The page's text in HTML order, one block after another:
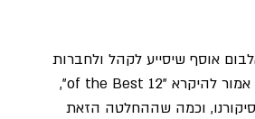
אוסף שיסייע לקהל ולחברות
התקליטים להכיר גם חומרים מחמשת אלבומיה הראשונים. האלבום הזה היה אמור להיקרא "12 of the Best",
וכמה שההחלטה הזאת